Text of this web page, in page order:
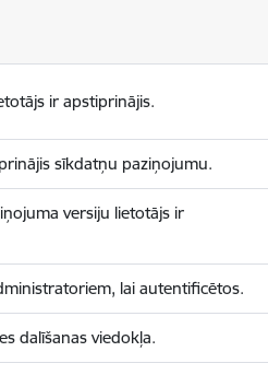
ir apstiprinājis.
sīkdatņu paziņojumu.
versiju lietotājs ir
lai autentificētos.
dalīšanas viedokļa.